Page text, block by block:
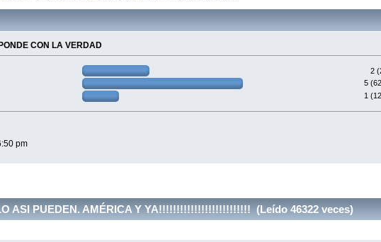
CON LA VERDAD
2
5
1
pm
ASI PUEDEN. AMÉRICA Y YA!!!!!!!!!!!!!!!!!!!!!!!!!! (Leído 46322 veces)